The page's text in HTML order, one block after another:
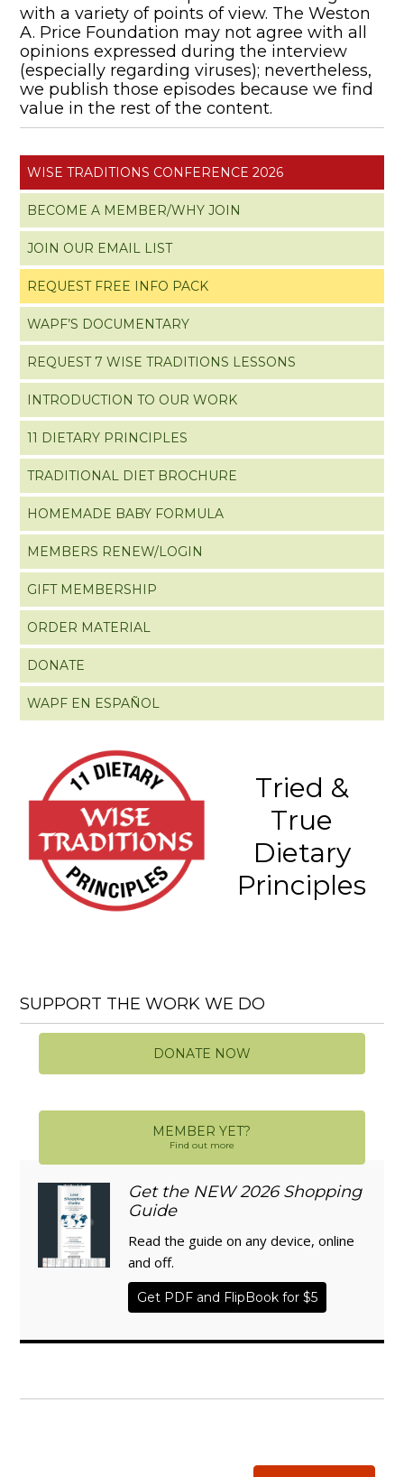
with a variety of points of view. The Weston
A. Price Foundation may not agree with all
opinions expressed during the interview
(especially regarding viruses); nevertheless,
we publish those episodes because we find
value in the rest of the content.
WISE TRADITIONS CONFERENCE 2026
BECOME A MEMBER/WHY JOIN
JOIN OUR EMAIL LIST
REQUEST FREE INFO PACK
WAPF’S DOCUMENTARY
REQUEST 7 WISE TRADITIONS LESSONS
INTRODUCTION TO OUR WORK
11 DIETARY PRINCIPLES
TRADITIONAL DIET BROCHURE
HOMEMADE BABY FORMULA
MEMBERS RENEW/LOGIN
GIFT MEMBERSHIP
ORDER MATERIAL
DONATE
WAPF EN ESPAÑOL
Tried &
True
Dietary
Principles
SUPPORT THE WORK WE DO
DONATE NOW
MEMBER YET?
Find out more
Get the NEW 2026 Shopping
Guide
Read the guide on any device, online
and off.
Get PDF and FlipBook for $5